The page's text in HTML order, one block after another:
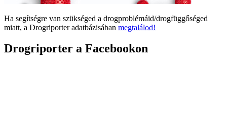
Ha segítségre van szükséged a drogproblémáid/drogfüggőséged
miatt, a Drogriporter adatbázisában megtalálod!
Drogriporter a Facebookon